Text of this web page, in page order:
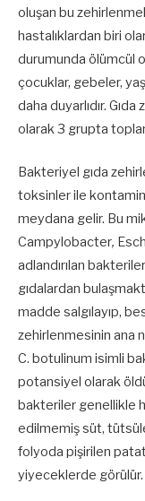
oluşan bu
hastalıklardan biri
durumunda ölümcül
çocuklar, gebeler,
daha duyarlıdır.
olarak 3 grupta
Bakteriyel gıda
toksinler ile
meydana gelir. Bu
Campylobacter,
adlandırılan
gıdalardan
madde salgılayıp,
zehirlenmesinin ana
C. botulinum isimli
potansiyel olarak
bakteriler genellikle
edilmemiş süt,
folyoda pişirilen
yiyeceklerde görülür.